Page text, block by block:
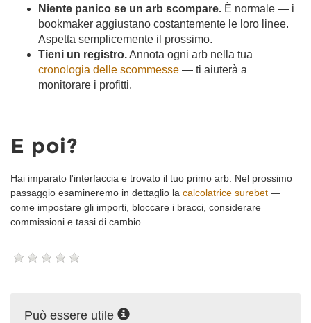
Niente panico se un arb scompare. È normale — i
bookmaker aggiustano costantemente le loro linee.
Aspetta semplicemente il prossimo.
Tieni un registro.Annota ogni arb nella tua
cronologia delle scommesse — ti aiuterà a
monitorare i profitti.
E poi?
Hai imparato l'interfaccia e trovato il tuo primo arb. Nel prossimo
passaggio esamineremo in dettaglio la calcolatrice surebet —
come impostare gli importi, bloccare i bracci, considerare
commissioni e tassi di cambio.
Può essere utile